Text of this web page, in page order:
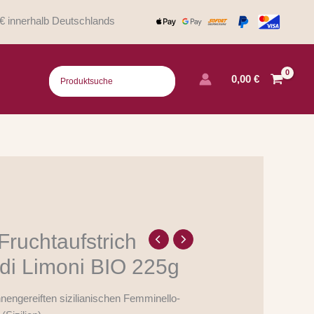
Deutschlands
0,00 €
Limoni BIO 225g
sizilianischen Femminello-